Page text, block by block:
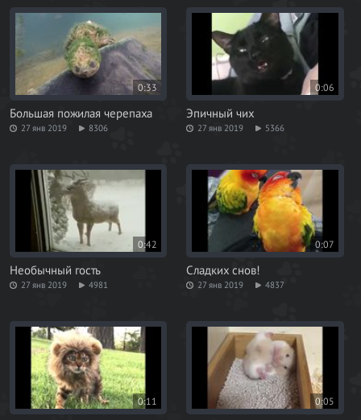
0:33
Большая пожилая черепаха
27 янв 2019 8306
0:06
Эпичный чих
27 янв 2019 5366
0:42
Необычный гость
27 янв 2019 4981
0:07
Сладких снов!
27 янв 2019 4837
0:11 0:05